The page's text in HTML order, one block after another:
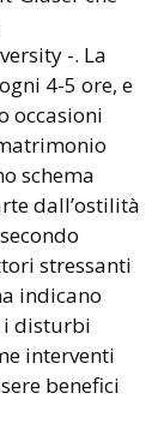
-. La
4-5 ore, e
occasioni
schema
dall’ostilità
stressanti
indicano
i disturbi
interventi
benefici